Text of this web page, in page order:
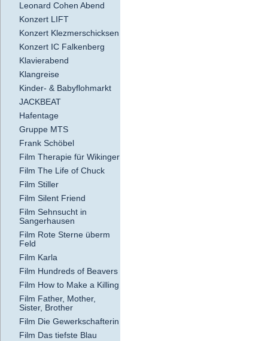
Leonard Cohen Abend
Konzert LIFT
Konzert Klezmerschicksen
Konzert IC Falkenberg
Klavierabend
Klangreise
Kinder- & Babyflohmarkt
JACKBEAT
Hafentage
Gruppe MTS
Frank Schöbel
Film Therapie für Wikinger
Film The Life of Chuck
Film Stiller
Film Silent Friend
Film Sehnsucht in
Sangerhausen
Film Rote Sterne überm
Feld
Film Karla
Film Hundreds of Beavers
Film How to Make a Killing
Film Father, Mother,
Sister, Brother
Film Die Gewerkschafterin
Film Das tiefste Blau